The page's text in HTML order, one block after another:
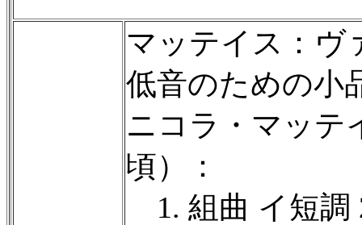
マッテイス：ヴ
低音のための小
ニコラ・マッテ
頃）：
1. 組曲 イ短調